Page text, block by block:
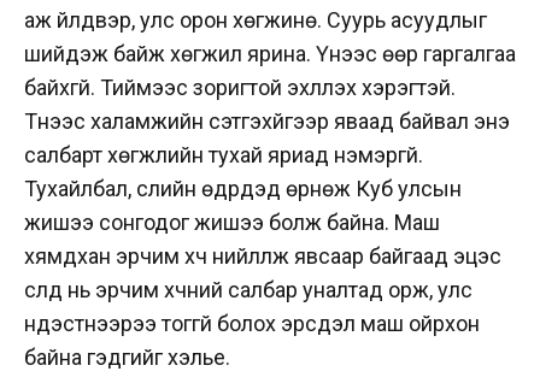
аж үйлдвэр, улс орон хөгжинө. Суурь асуудлыг
шийдэж байж хөгжил ярина. Үүнээс өөр гаргалгаа
байхгүй. Тиймээс зоригтой эхлүүлэх хэрэгтэй.
Түүнээс халамжийн сэтгэхүйгээр яваад байвал энэ
салбарт хөгжлийн тухай яриад нэмэргүй.
Тухайлбал, сүүлийн өдрүүдэд өрнөж Куб улсын
жишээ сонгодог жишээ болж байна. Маш
хямдхан эрчим хүч нийлүүлж явсаар байгаад эцэс
сүүлд нь эрчим хүчний салбар уналтад орж, улс
үндэстнээрээ тоггүй болох эрсдэл маш ойрхон
байна гэдгийг хэлье.